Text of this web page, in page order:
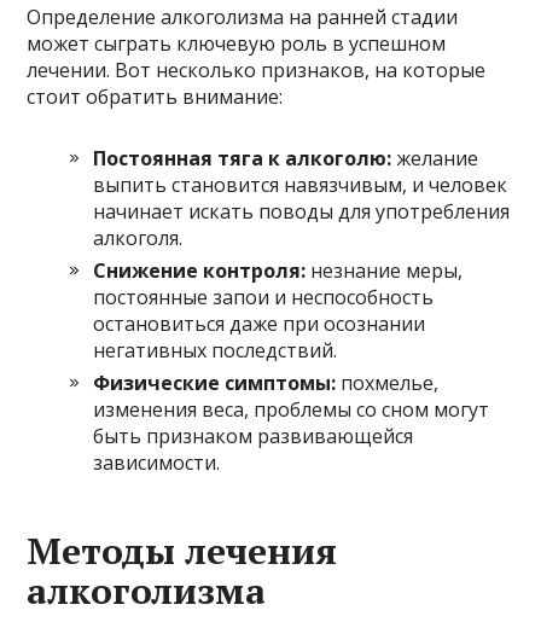
Определение алкоголизма на ранней стадии
может сыграть ключевую роль в успешном
лечении. Вот несколько признаков, на которые
стоит обратить внимание:
Постоянная тяга к алкоголю:желание
выпить становится навязчивым, и человек
начинает искать поводы для употребления
алкоголя.
Снижение контроля: незнание меры,
постоянные запои и неспособность
остановиться даже при осознании
негативных последствий.
Физические симптомы: похмелье,
изменения веса, проблемы со сном могут
быть признаком развивающейся
зависимости.
Методы лечения
алкоголизма